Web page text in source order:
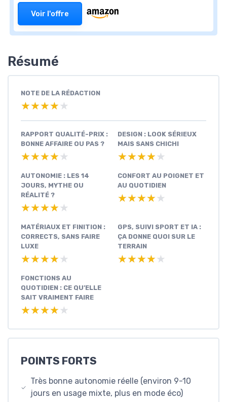
Voir l'offre
Résumé
NOTE DE LA RÉDACTION
★★★★★
★★★★★
RAPPORT QUALITÉ-PRIX :
BONNE AFFAIRE OU PAS ?
★★★★★
★★★★★
DESIGN : LOOK SÉRIEUX
MAIS SANS CHICHI
★★★★★
★★★★★
AUTONOMIE : LES 14
JOURS, MYTHE OU
RÉALITÉ ?
★★★★★
★★★★★
CONFORT AU POIGNET ET
AU QUOTIDIEN
★★★★★
★★★★★
MATÉRIAUX ET FINITION :
CORRECTS, SANS FAIRE
LUXE
★★★★★
★★★★★
GPS, SUIVI SPORT ET IA :
ÇA DONNE QUOI SUR LE
TERRAIN
★★★★★
★★★★★
FONCTIONS AU
QUOTIDIEN : CE QU’ELLE
SAIT VRAIMENT FAIRE
★★★★★
★★★★★
POINTS FORTS
Très bonne autonomie réelle (environ 9-10
jours en usage mixte, plus en mode éco)